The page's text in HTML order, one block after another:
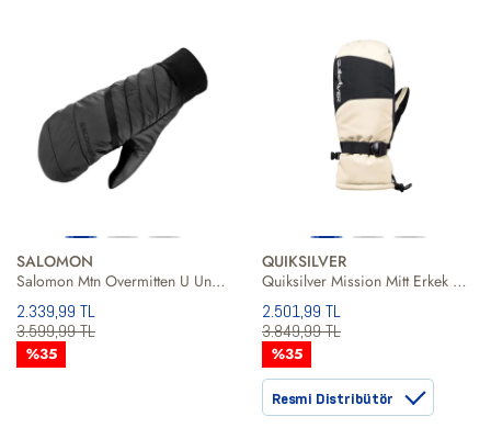
SALOMON
Salomon Mtn Overmitten U Unisex Eldiven
2.339,99 TL
3.599,99 TL
%35
QUIKSILVER
Quiksilver Mission Mitt Erkek Eldiven
2.501,99 TL
3.849,99 TL
%35
Resmi Distribütör